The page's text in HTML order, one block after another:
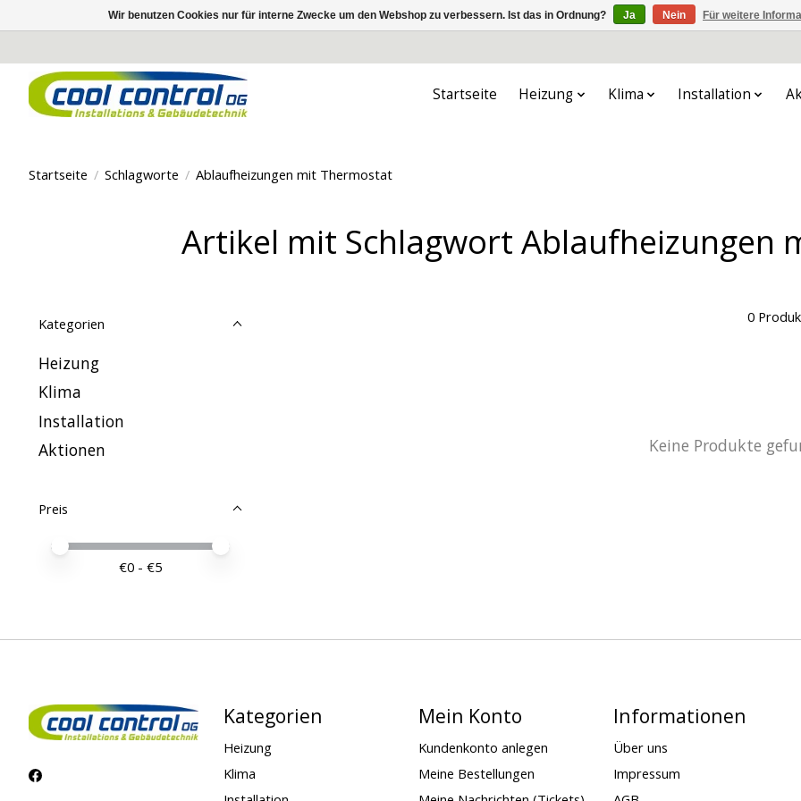
Startseite Heizung Klima Installation
Startseite / Schlagworte / Ablaufheizungen mit Thermostat
Artikel mit Schlagwort Ablaufheizungen
Kategorien
Heizung
Klima
Installation
Aktionen
Preis
Preis – Mindestwert
Price maximum value
€0 - €5
0
Keine Produkte
Kategorien
Heizung
Klima
Mein Konto
Kundenkonto anlegen
Meine Bestellungen
Informationen
Über uns
Impressum
Wir benutzen Cookies nur für interne Zwecke um den Webshop zu verbessern. Ist das in Ordnung? Ja Nein Für weitere